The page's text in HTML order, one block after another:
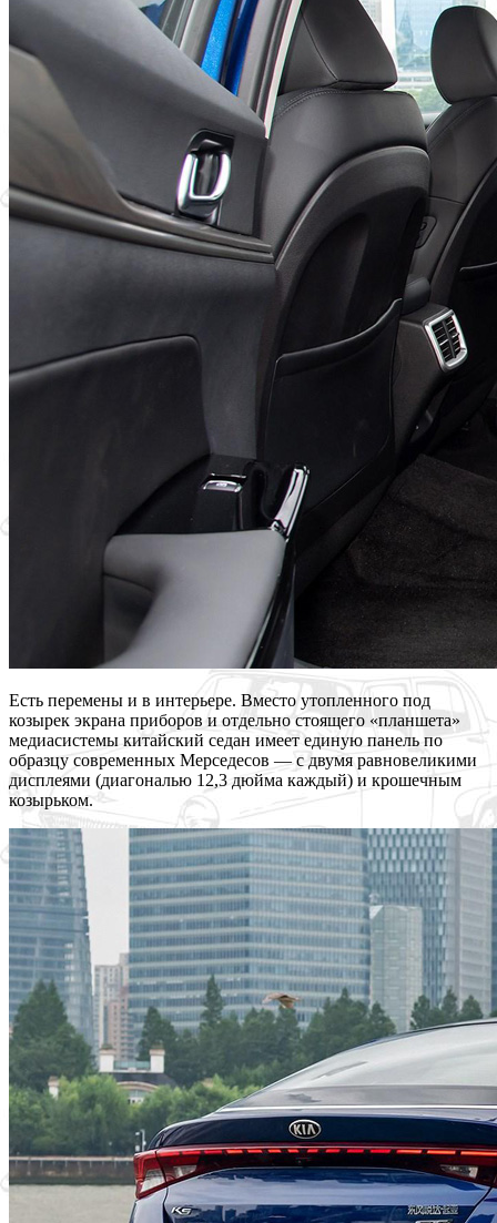
Есть перемены и в интерьере. Вместо утопленного под
козырек экрана приборов и отдельно стоящего «планшета»
медиасистемы китайский седан имеет единую панель по
образцу современных Мерседесов — с двумя равновеликими
дисплеями (диагональю 12,3 дюйма каждый) и крошечным
козырьком.